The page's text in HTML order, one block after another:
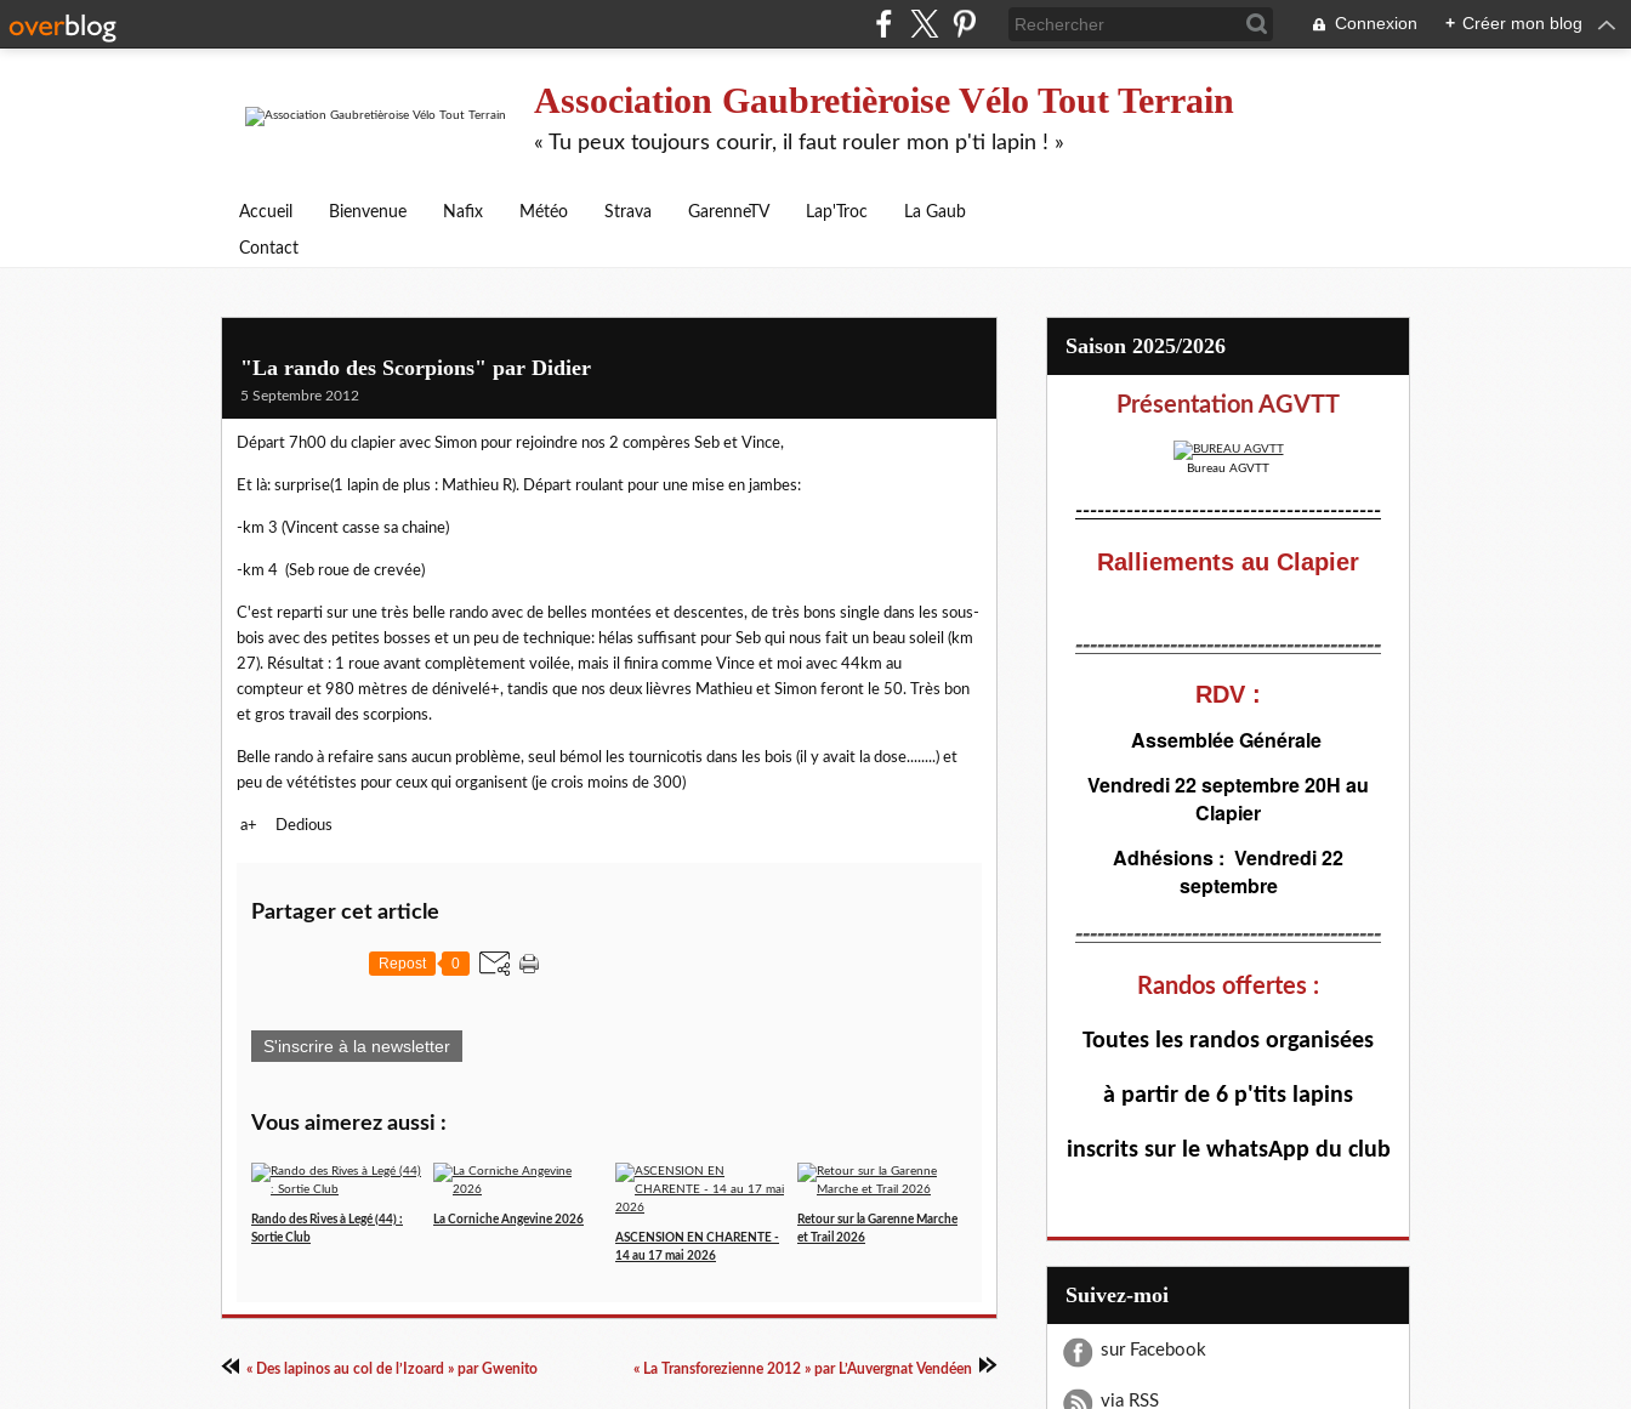
Connexion + Créer mon blog
Association Gaubretièroise Vélo Tout Terrain
« Tu peux toujours courir, il faut rouler mon p'ti lapin ! »
Accueil Bienvenue Nafix Météo Strava GarenneTV Lap'Troc La Gaub
Contact
"La rando des Scorpions" par Didier
5 Septembre 2012
Départ 7h00 du clapier avec Simon pour rejoindre nos 2 compères Seb et Vince,
Et là: surprise(1 lapin de plus : Mathieu R). Départ roulant pour une mise en jambes:
-km 3 (Vincent casse sa chaine)
-km 4 (Seb roue de crevée)
C'est reparti sur une très belle rando avec de belles montées et descentes, de très bons single dans les sous-
bois avec des petites bosses et un peu de technique: hélas suffisant pour Seb qui nous fait un beau soleil (km
27). Résultat : 1 roue avant complètement voilée, mais il finira comme Vince et moi avec 44km au
compteur et 980 mètres de dénivelé+, tandis que nos deux lièvres Mathieu et Simon feront le 50. Très bon
et gros travail des scorpions.
Belle rando à refaire sans aucun problème, seul bémol les tournicotis dans les bois (il y avait la dose........) et
peu de vététistes pour ceux qui organisent (je crois moins de 300)
a+ Dedious
Partager cet article
Repost 0
S'inscrire à la newsletter
Vous aimerez aussi :
Rando des Rives à Legé (44) :
Sortie Club
La Corniche Angevine 2026
ASCENSION EN CHARENTE -
14 au 17 mai 2026
Retour sur la Garenne Marche
et Trail 2026
« Des lapinos au col de l’Izoard » par Gwenito « La Transforezienne 2012 » par L’Auvergnat Vendéen
Saison 2025/2026
Présentation AGVTT
Bureau AGVTT
------------------------------------------
Ralliements au Clapier
------------------------------------------
RDV :
Assemblée Générale
Vendredi 22 septembre 20H au
Clapier
Adhésions : Vendredi 22
septembre
------------------------------------------
Randos offertes :
Toutes les randos organisées
à partir de 6 p'tits lapins
inscrits sur le whatsApp du club
Suivez-moi
sur Facebook
via RSS